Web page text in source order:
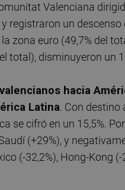
Valenciana
registraron un
zona euro (49,7% del
total), disminuyeron un
hacia
Latina. Con destino
se cifró en un 15,5%.
(+29%), y
(-32,2%), Hong-Kong